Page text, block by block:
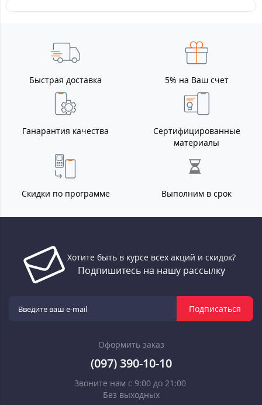
Быстрая доставка 5% на Ваш счет
Ганарантия качества
Сертифицированные
материалы
Скидки по программе Выполним в срок
Хотите быть в курсе всех акций и скидок?
Подпишитесь на нашу рассылку
Подписаться
Оформить заказ
(097) 390-10-10
Звоните нам с 9:00 до 21:00
Без выходных